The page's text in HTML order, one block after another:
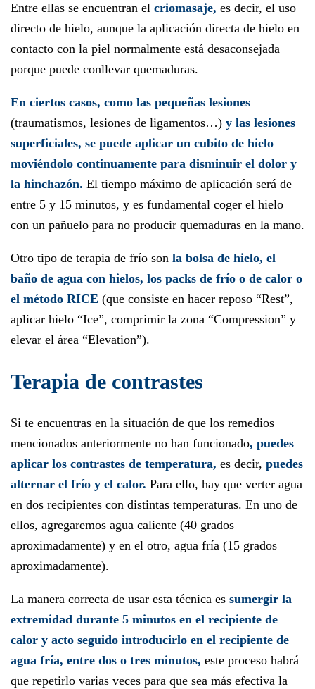
Entre ellas se encuentran el criomasaje, es decir, el uso
directo de hielo, aunque la aplicación directa de hielo en
contacto con la piel normalmente está desaconsejada
porque puede conllevar quemaduras.
En ciertos casos, como las pequeñas lesiones
(traumatismos, lesiones de ligamentos…) y las lesiones
superficiales, se puede aplicar un cubito de hielo
moviéndolo continuamente para disminuir el dolor y
la hinchazón. El tiempo máximo de aplicación será de
entre 5 y 15 minutos, y es fundamental coger el hielo
con un pañuelo para no producir quemaduras en la mano.
Otro tipo de terapia de frío son la bolsa de hielo, el
baño de agua con hielos, los packs de frío o de calor o
el método RICE (que consiste en hacer reposo “Rest”,
aplicar hielo “Ice”, comprimir la zona “Compression” y
elevar el área “Elevation”).
Terapia de contrastes
Si te encuentras en la situación de que los remedios
mencionados anteriormente no han funcionado, puedes
aplicar los contrastes de temperatura, es decir, puedes
alternar el frío y el calor. Para ello, hay que verter agua
en dos recipientes con distintas temperaturas. En uno de
ellos, agregaremos agua caliente (40 grados
aproximadamente) y en el otro, agua fría (15 grados
aproximadamente).
La manera correcta de usar esta técnica es sumergir la
extremidad durante 5 minutos en el recipiente de
calor y acto seguido introducirlo en el recipiente de
agua fría, entre dos o tres minutos, este proceso habrá
que repetirlo varias veces para que sea más efectiva la